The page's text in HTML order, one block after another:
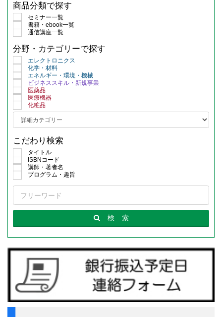
商品分類で探す
セミナー一覧
書籍・ebook一覧
通信講座一覧
分野・カテゴリーで探す
エレクトロニクス
化学・材料
エネルギー・環境・機械
ビジネススキル・新規事業
医薬品
医療機器
化粧品
こだわり検索
タイトル
ISBNコード
講師・著者名
プログラム・趣旨
検 索